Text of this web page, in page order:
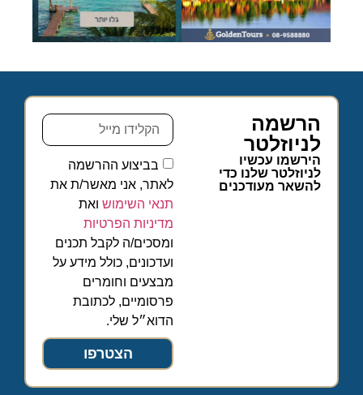
הרשמה
לניוזלטר
הירשמו עכשיו
לניוזלטר שלנו כדי
להשאר מעודכנים
בביצוע ההרשמה
לאתר, אני מאשר/ת את
תנאי השימוש ואת
מדיניות הפרטיות
ומסכים/ה לקבל תכנים
ועדכונים, כולל מידע על
מבצעים וחומרים
פרסומיים, לכתובת
הדוא״ל שלי.
הצטרפו